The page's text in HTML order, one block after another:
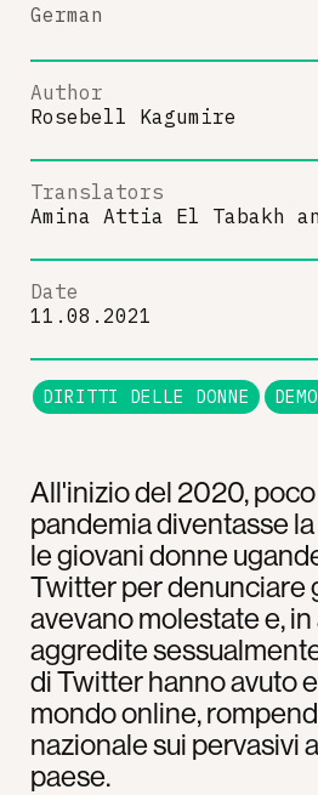
All'inizio del 2020,
pandemia diventasse
le giovani donne
Twitter per denunciare
avevano molestate e,
aggredite
di Twitter hanno avuto
mondo online,
nazionale sui pervasivi
paese.
German
Author
Rosebell Kagumire
Translators
Amina Attia El Tabakh
Date
11.08.2021
DIRITTI DELLE DONNE